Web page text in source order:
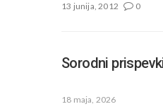
13 junija, 2012 0
Sorodni
18 maja, 2026